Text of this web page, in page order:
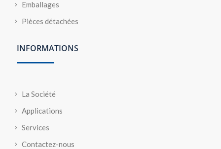
Emballages
Pièces détachées
INFORMATIONS
La Société
Applications
Services
Contactez-nous